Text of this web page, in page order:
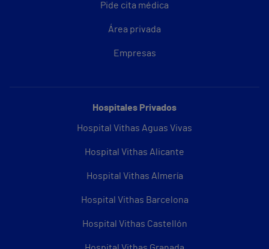
Pide cita médica
Área privada
Empresas
Hospitales Privados
Hospital Vithas Aguas Vivas
Hospital Vithas Alicante
Hospital Vithas Almería
Hospital Vithas Barcelona
Hospital Vithas Castellón